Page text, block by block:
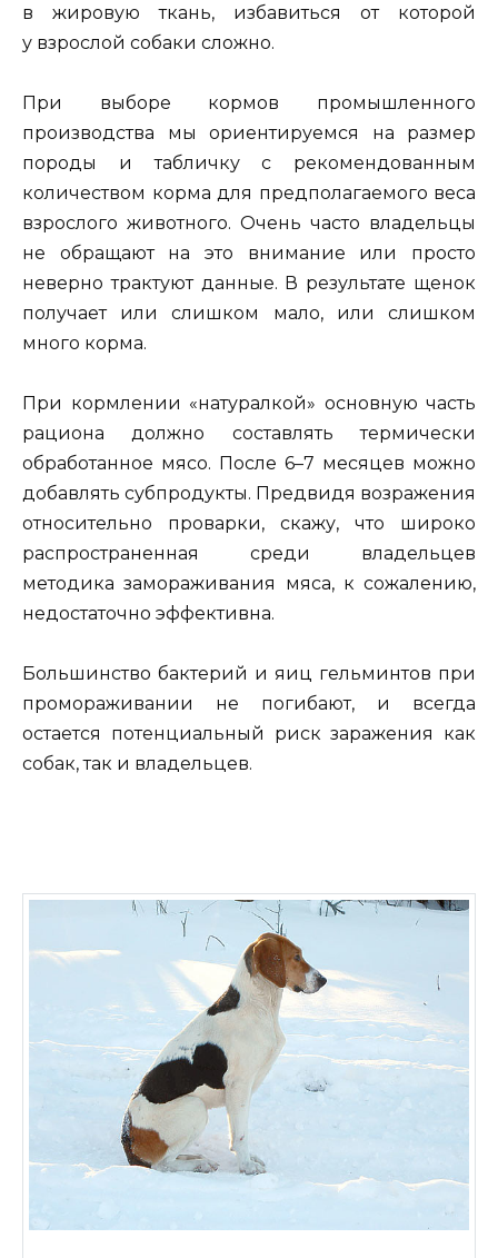
в жировую ткань, избавиться от которой
у взрослой собаки сложно.
При выборе кормов промышленного
производства мы ориентируемся на размер
породы и табличку с рекомендованным
количеством корма для предполагаемого веса
взрослого животного. Очень часто владельцы
не обращают на это внимание или просто
неверно трактуют данные. В результате щенок
получает или слишком мало, или слишком
много корма.
При кормлении «натуралкой» основную часть
рациона должно составлять термически
обработанное мясо. После 6–7 месяцев можно
добавлять субпродукты. Предвидя возражения
относительно проварки, скажу, что широко
распространенная среди владельцев
методика замораживания мяса, к сожалению,
недостаточно эффективна.
Большинство бактерий и яиц гельминтов при
промораживании не погибают, и всегда
остается потенциальный риск заражения как
собак, так и владельцев.